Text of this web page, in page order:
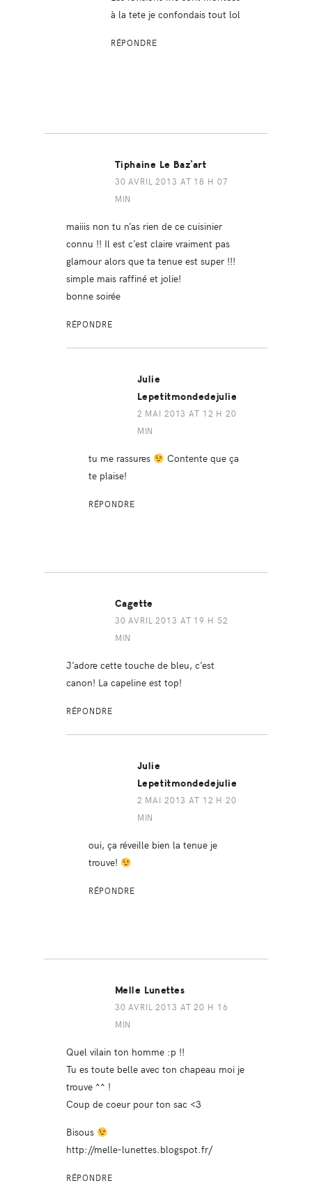
à la tete je confondais tout lol
RÉPONDRE
Tiphaine Le Baz'art
30 AVRIL 2013 AT 18 H 07
MIN
maiiis non tu n’as rien de ce cuisinier
connu !! Il est c’est claire vraiment pas
glamour alors que ta tenue est super !!!
simple mais raffiné et jolie!
bonne soirée
RÉPONDRE
Julie
Lepetitmondedejulie
2 MAI 2013 AT 12 H 20
MIN
tu me rassures
Contente que ça
te plaise!
RÉPONDRE
Cagette
30 AVRIL 2013 AT 19 H 52
MIN
J’adore cette touche de bleu, c’est
canon! La capeline est top!
RÉPONDRE
Julie
Lepetitmondedejulie
2 MAI 2013 AT 12 H 20
MIN
oui, ça réveille bien la tenue je
trouve!
RÉPONDRE
Melle Lunettes
30 AVRIL 2013 AT 20 H 16
MIN
Quel vilain ton homme :p !!
Tu es toute belle avec ton chapeau moi je
trouve ^^ !
Coup de coeur pour ton sac <3
Bisous
http://melle-lunettes.blogspot.fr/
RÉPONDRE